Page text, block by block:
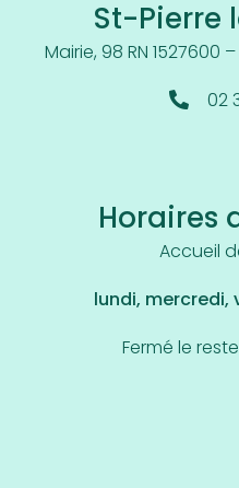
St-Pierre
Mairie, 98 RN 1527600
02
Horaires
Accueil
lundi, mercredi,
Fermé le